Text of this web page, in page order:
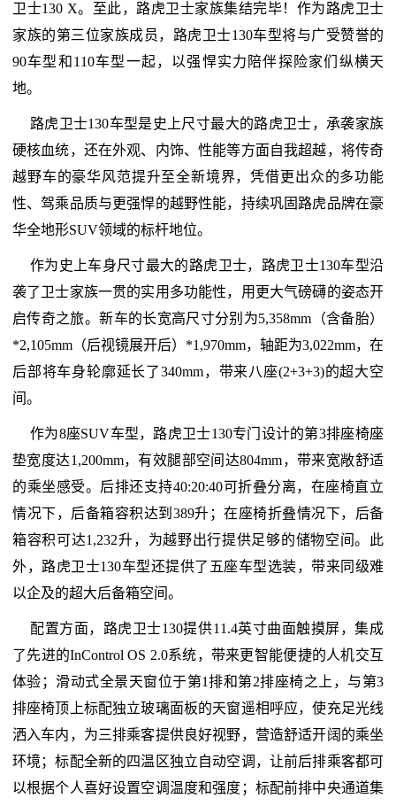
卫士130 X。至此，路虎卫士家族集结完毕！作为路虎卫士
家族的第三位家族成员，路虎卫士130车型将与广受赞誉的
90车型和110车型一起，以强悍实力陪伴探险家们纵横天
地。
路虎卫士130车型是史上尺寸最大的路虎卫士，承袭家族
硬核血统，还在外观、内饰、性能等方面自我超越，将传奇
越野车的豪华风范提升至全新境界，凭借更出众的多功能
性、驾乘品质与更强悍的越野性能，持续巩固路虎品牌在豪
华全地形SUV领域的标杆地位。
作为史上车身尺寸最大的路虎卫士，路虎卫士130车型沿
袭了卫士家族一贯的实用多功能性，用更大气磅礴的姿态开
启传奇之旅。新车的长宽高尺寸分别为5,358mm（含备胎）
*2,105mm（后视镜展开后）*1,970mm，轴距为3,022mm，在
后部将车身轮廓延长了340mm，带来八座(2+3+3)的超大空
间。
作为8座SUV车型，路虎卫士130专门设计的第3排座椅座
垫宽度达1,200mm，有效腿部空间达804mm，带来宽敞舒适
的乘坐感受。后排还支持40:20:40可折叠分离，在座椅直立
情况下，后备箱容积达到389升；在座椅折叠情况下，后备
箱容积可达1,232升，为越野出行提供足够的储物空间。此
外，路虎卫士130车型还提供了五座车型选装，带来同级难
以企及的超大后备箱空间。
配置方面，路虎卫士130提供11.4英寸曲面触摸屏，集成
了先进的InControl OS 2.0系统，带来更智能便捷的人机交互
体验；滑动式全景天窗位于第1排和第2排座椅之上，与第3
排座椅顶上标配独立玻璃面板的天窗遥相呼应，使充足光线
洒入车内，为三排乘客提供良好视野，营造舒适开阔的乘坐
环境；标配全新的四温区独立自动空调，让前后排乘客都可
以根据个人喜好设置空调温度和强度；标配前排中央通道集